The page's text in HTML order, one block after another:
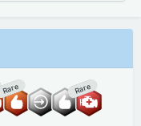
Rare Rare